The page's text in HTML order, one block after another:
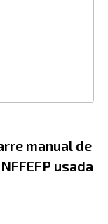
manual de
usada